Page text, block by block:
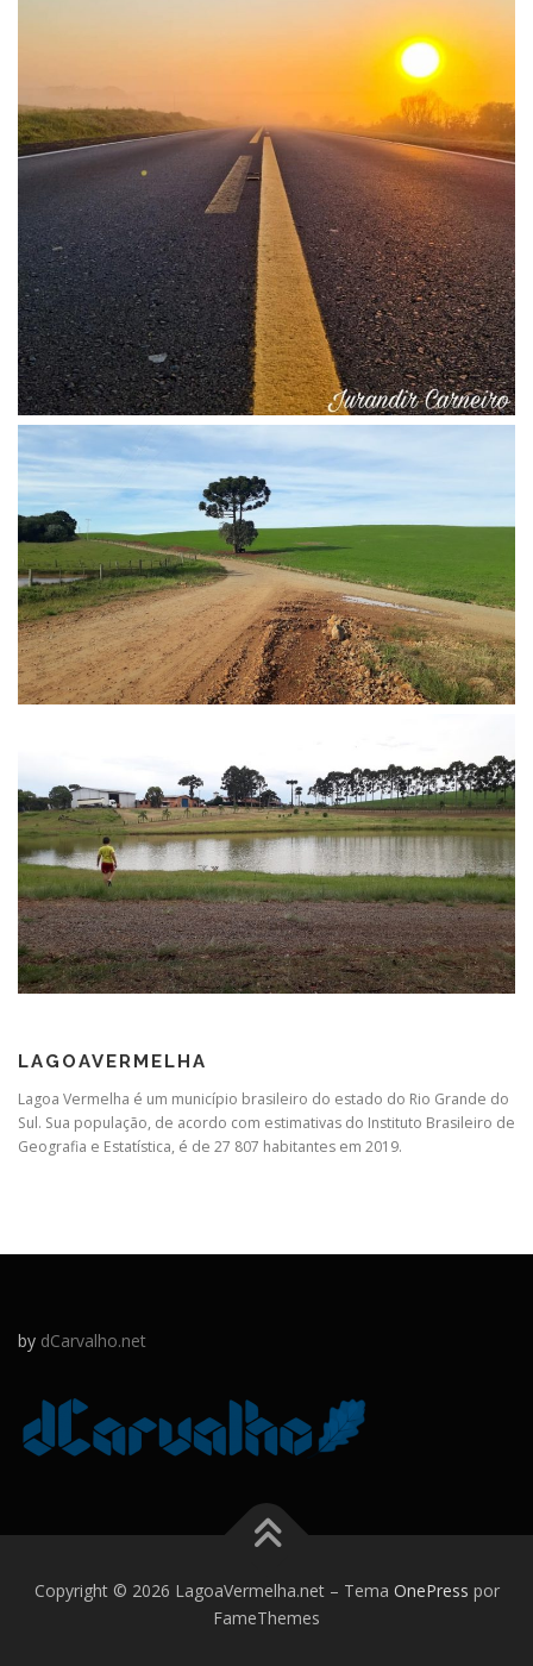
LAGOAVERMELHA
Lagoa Vermelha é um município brasileiro do estado do Rio Grande do
Sul. Sua população, de acordo com estimativas do Instituto Brasileiro de
Geografia e Estatística, é de 27 807 habitantes em 2019.
by dCarvalho.net
Copyright © 2026 LagoaVermelha.net – Tema OnePress por
FameThemes